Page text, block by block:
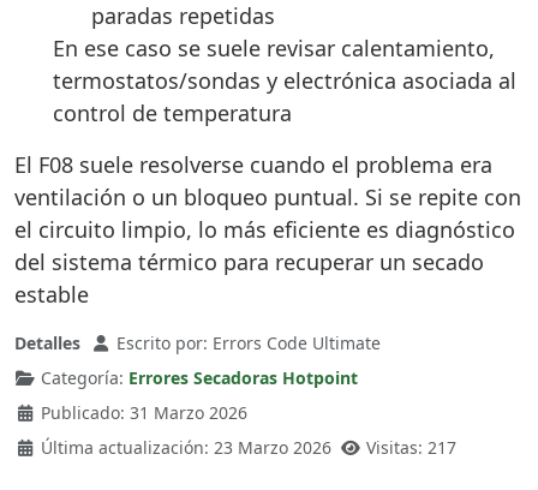
paradas repetidas
En ese caso se suele revisar calentamiento,
termostatos/sondas y electrónica asociada al
control de temperatura
El F08 suele resolverse cuando el problema era
ventilación o un bloqueo puntual. Si se repite con
el circuito limpio, lo más eficiente es diagnóstico
del sistema térmico para recuperar un secado
estable
Detalles Escrito por: Errors Code Ultimate
Categoría: Errores Secadoras Hotpoint
Publicado: 31 Marzo 2026
Última actualización: 23 Marzo 2026
Visitas: 217